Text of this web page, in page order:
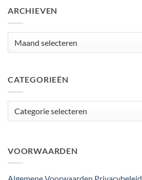
ARCHIEVEN
CATEGORIEËN
VOORWAARDEN